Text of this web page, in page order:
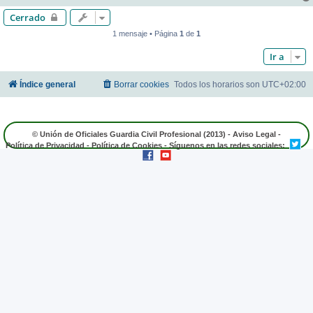
Cerrado
1 mensaje • Página 1 de 1
Ir a
Índice general Todos los horarios son UTC+02:00
Borrar cookies
© Unión de Oficiales Guardia Civil Profesional (2013) - Aviso Legal -
Política de Privacidad - Política de Cookies - Síguenos en las redes sociales: